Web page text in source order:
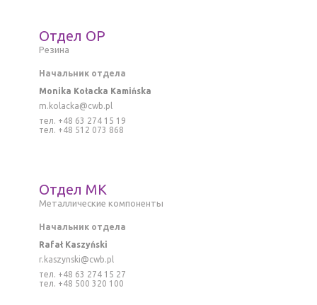
Отдел ОР
Резина
Начальник отдела
Monika Kołacka Kamińska
m.kolacka@cwb.pl
тел. +48 63 274 15 19
тел. +48 512 073 868
Отдел MK
Mеталлическиe компоненты
Начальник отдела
Rafał Kaszyński
r.kaszynski@cwb.pl
тел. +48 63 274 15 27
тел. +48 500 320 100